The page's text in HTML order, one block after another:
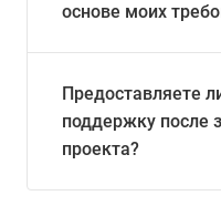
основе моих
Предоставляете
поддержку после
проекта?